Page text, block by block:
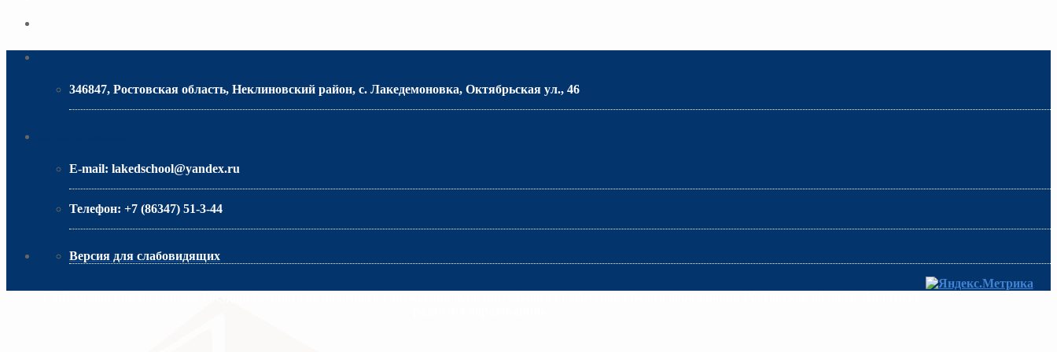
346847, Ростовская область, Неклиновский район, с. Лакедемоновка, Октябрьская ул., 46
E-mail: lakedschool@yandex.ru
Телефон: +7 (86347) 51-3-44
Версия для слабовидящих